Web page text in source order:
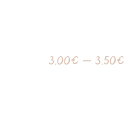
3,00€ – 3,50€